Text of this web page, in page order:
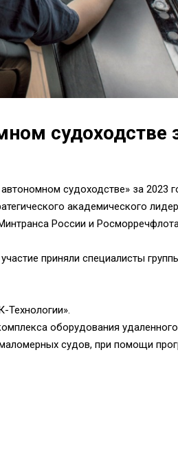
судоходстве
судоходстве» за 2023
академического
России и
приняли специалисты
Технологии».
оборудования
судов, при помощи